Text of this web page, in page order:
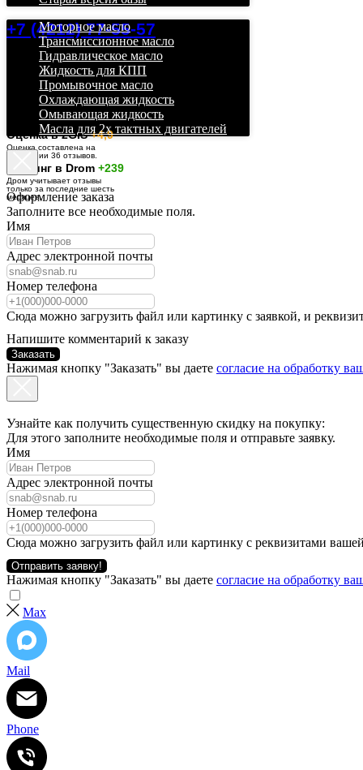
+7 (4212) 77-55-57
Оценка в 2GIS+4,9
Оценка составлена на
основании 36 отзывов.
Рейтинг в Drom +239
Дром учитывает отзывы
только за последние шесть
месяцев.
Моторное масло
Трансмиссионное масло
Гидравлическое масло
Жидкость для КПП
Промывочное масло
Охлаждающая жидкость
Омывающая жидкость
Масла для 2х тактных двигателей
Оформление заказа
Заполните все необходимые поля.
Имя
Адрес электронной почты
Номер телефона
Сюда можно загрузить файл или картинку с заявкой, и
Напишите комментарий к заказу
Заказать
Нажимая кнопку "Заказать" вы даете согласие на обработку
Узнайте как получить существенную скидку на покупку:
Для этого заполните необходимые поля и отправьте заявку.
Имя
Адрес электронной почты
Номер телефона
Сюда можно загрузить файл или картинку с реквизитами
Отправить заявку!
Нажимая кнопку "Заказать" вы даете согласие на обработку
Max
Mail
Phone